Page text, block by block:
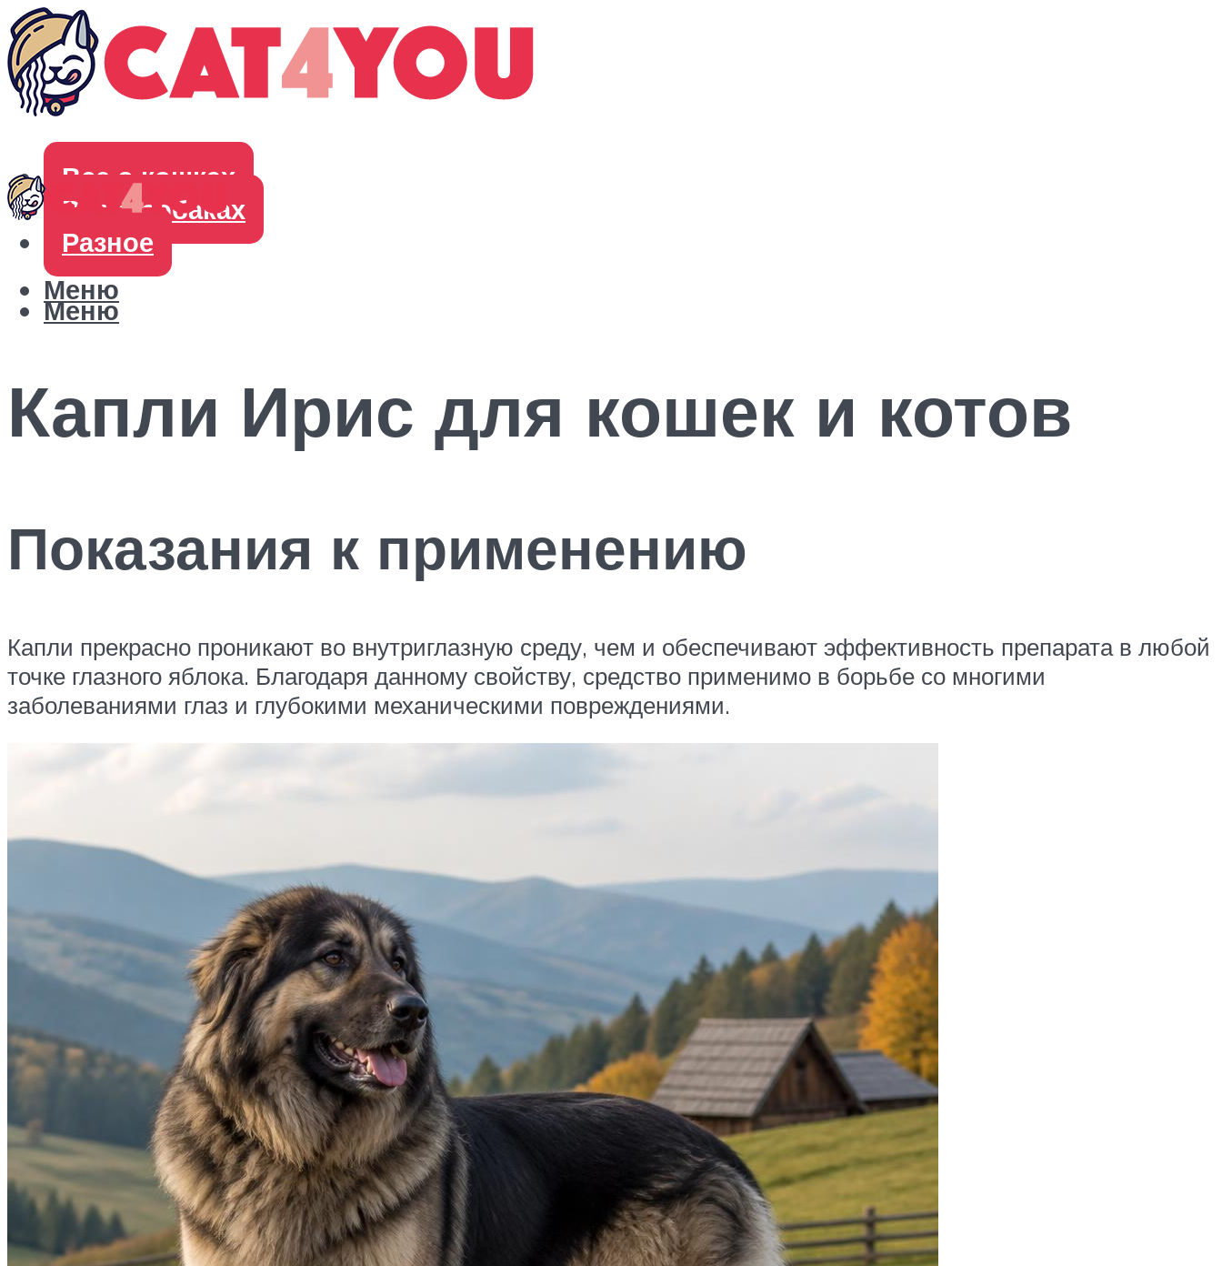
Все о кошках
Все о собаках
Разное
Меню
Меню
Капли Ирис для кошек и котов
Показания к применению
Капли прекрасно проникают во внутриглазную среду, чем и обеспечивают эффективность препарата в любой
точке глазного яблока. Благодаря данному свойству, средство применимо в борьбе со многими
заболеваниями глаз и глубокими механическими повреждениями.